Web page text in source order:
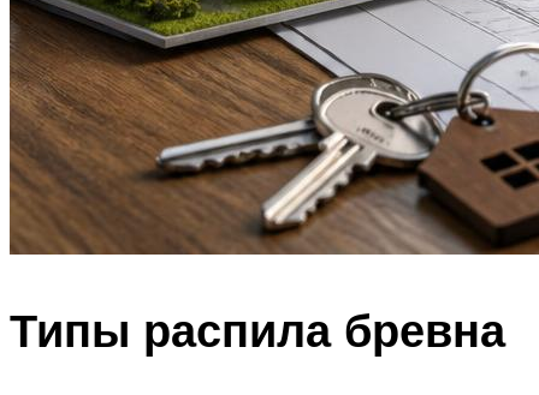
Типы распила бревна